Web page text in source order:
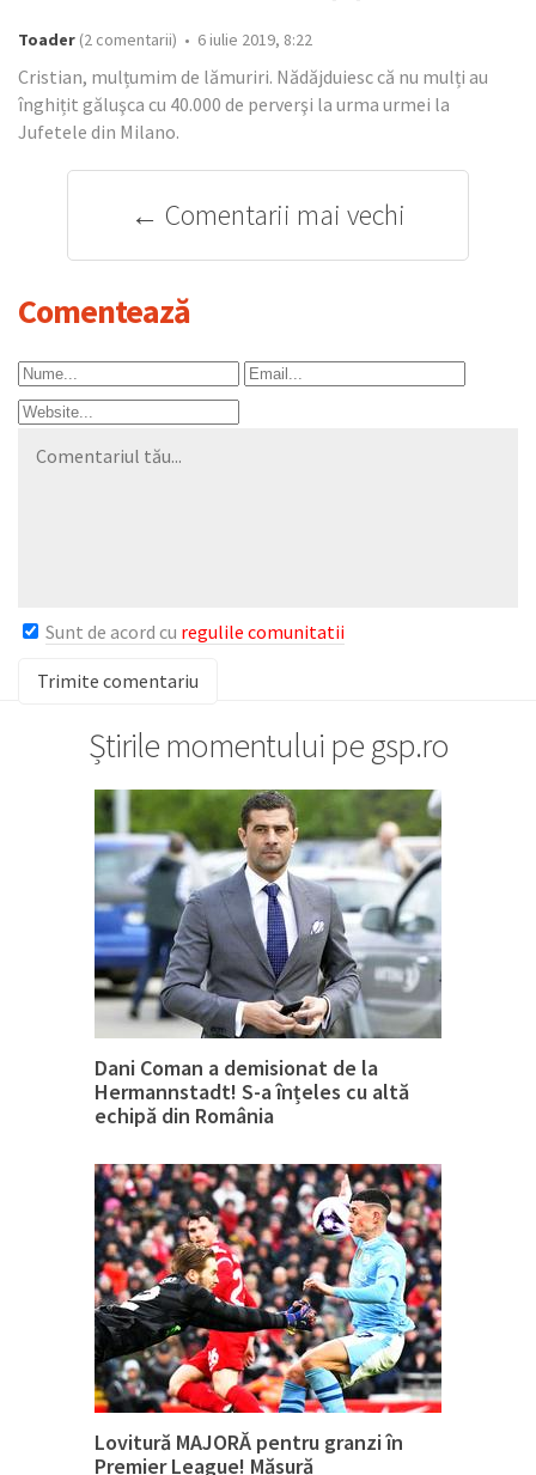
Toader (2 comentarii) • 6 iulie 2019, 8:22
Cristian, mulțumim de lămuriri. Nădăjduiesc că nu mulți au
înghițit găluşca cu 40.000 de perverşi la urma urmei la
Jufetele din Milano.
← Comentarii mai vechi
Comentează
Sunt de acord cu regulile comunitatii
Știrile momentului pe gsp.ro
Dani Coman a demisionat de la
Hermannstadt! S-a înțeles cu altă
echipă din România
Lovitură MAJORĂ pentru granzi în
Premier League! Măsură